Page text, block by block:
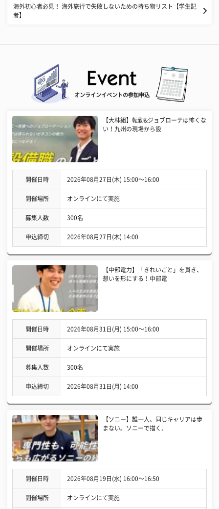
海外初心者必見！ 海外旅行で失敗しないための持ち物リスト【学生記
者】
オンラインイベントの参加申込
【大林組】転勤&ジョブローテは怖くな
い！九州の現場から設
開催日時 2026年08月27日(木) 15:00〜16:00
開催場所 オンラインにて実施
募集人数 300名
申込締切 2026年08月27日(木) 14:00
【中部電力】「きれいごと」を貫き、
想いを形にする！中部電
開催日時 2026年08月31日(月) 15:00〜16:00
開催場所 オンラインにて実施
募集人数 300名
申込締切 2026年08月31日(月) 14:00
【ソニー】誰一人、同じキャリアは歩
まない。ソニーで描く、
開催日時 2026年08月19日(水) 16:00〜16:50
開催場所 オンラインにて実施